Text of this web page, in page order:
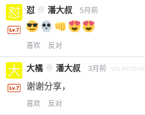
怼 @ 潘大叔 5月前
喜欢 反对
大橘 @ 潘大叔 3月前 via Android
谢谢分享，
喜欢 反对